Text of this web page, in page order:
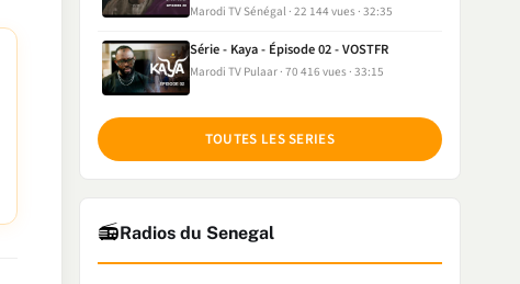
Marodi TV Sénégal 22 144 vues 32:35
Série - Kaya - Épisode 02 - VOSTFR
Marodi TV Pulaar 70 416 vues 33:15
TOUTES LES SERIES
📻Radios du Senegal